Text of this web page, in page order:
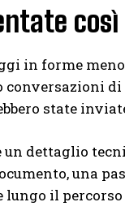
in forme
conversazioni
state
dettaglio
una
lungo il